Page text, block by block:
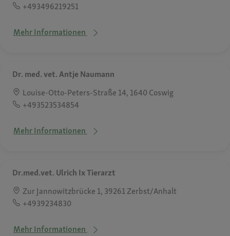
+493496219251
Mehr Informationen
Dr. med. vet. Antje Naumann
Louise-Otto-Peters-Straße 14, 1640 Coswig
+493523534854
Mehr Informationen
Dr.med.vet. Ulrich Ix Tierarzt
Zur Jannowitzbrücke 1, 39261 Zerbst/Anhalt
+4939234830
Mehr Informationen